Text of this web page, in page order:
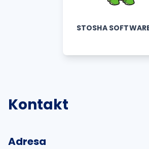
STOSHA
Kontakt
Adresa